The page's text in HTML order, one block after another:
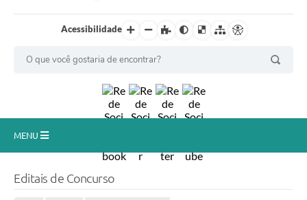
Acessibilidade
MENU
Editais de Concurso